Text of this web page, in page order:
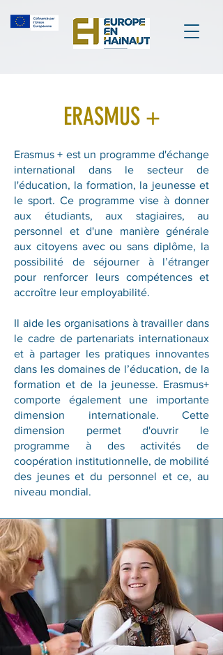
ERASMUS +
Erasmus + est un programme d'échange
international dans le secteur de
l'éducation, la formation, la jeunesse et
le sport. Ce programme vise à donner
aux étudiants, aux stagiaires, au
personnel et d'une manière générale
aux citoyens avec ou sans diplôme, la
possibilité de séjourner à l’étranger
pour renforcer leurs compétences et
accroître leur employabilité.
Il aide les organisations à travailler dans
le cadre de partenariats internationaux
et à partager les pratiques innovantes
dans les domaines de l’éducation, de la
formation et de la jeunesse. Erasmus+
comporte également une importante
dimension internationale. Cette
dimension permet d'ouvrir le
programme à des activités de
coopération institutionnelle, de mobilité
des jeunes et du personnel et ce, au
niveau mondial.